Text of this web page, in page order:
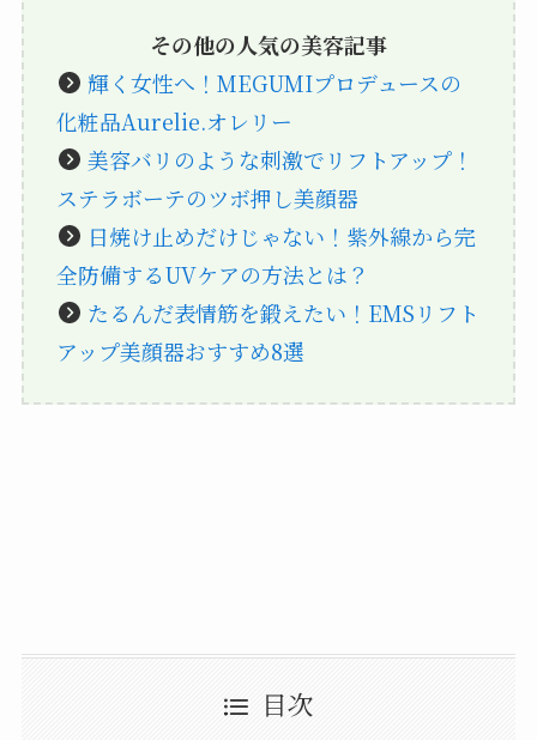
その他の人気の美容記事
輝く女性へ！MEGUMIプロデュースの
化粧品Aurelie.オレリー
美容バリのような刺激でリフトアップ！
ステラボーテのツボ押し美顔器
日焼け止めだけじゃない！紫外線から完
全防備するUVケアの方法とは？
たるんだ表情筋を鍛えたい！EMSリフト
アップ美顔器おすすめ8選
目次